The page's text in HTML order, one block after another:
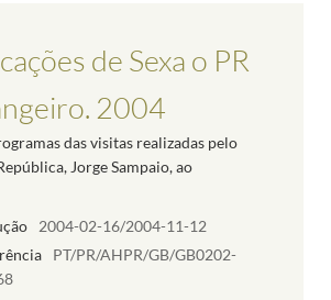
de Sexa o PR
2004
das visitas realizadas pelo
Jorge Sampaio, ao
2004-02-16/2004-11-12
PT/PR/AHPR/GB/GB0202-